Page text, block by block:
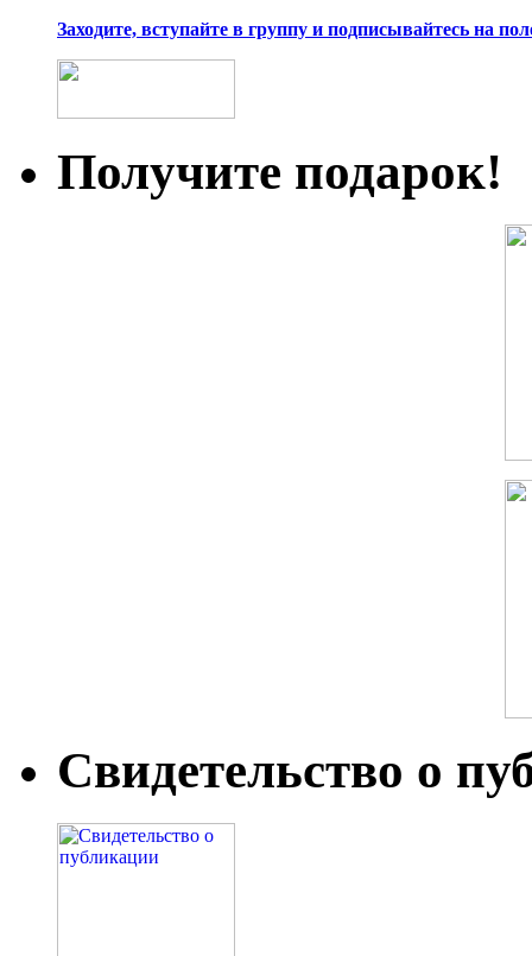
Заходите, вступайте в группу и подписывайтесь на
Получите подарок!
Свидетельство о